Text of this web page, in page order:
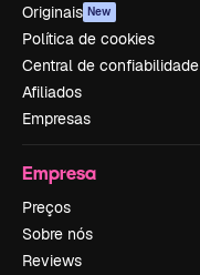
Originais New
Política de cookies
Central de confiabilidade
Afiliados
Empresas
Empresa
Preços
Sobre nós
Reviews